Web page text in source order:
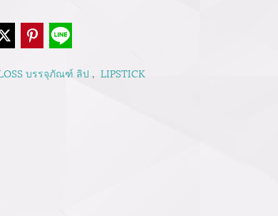
บรรจุภัณฑ์ ลิป , LIPSTICK